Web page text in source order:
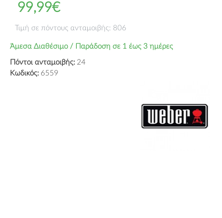
Άμεσα Διαθέσιμο / Παράδοση σε 1 έως 3 ημέρες
Πόντοι ανταμοιβής: 24
Κωδικός: 6559
99,99€
Τιμή σε πόντους ανταμοιβής: 806